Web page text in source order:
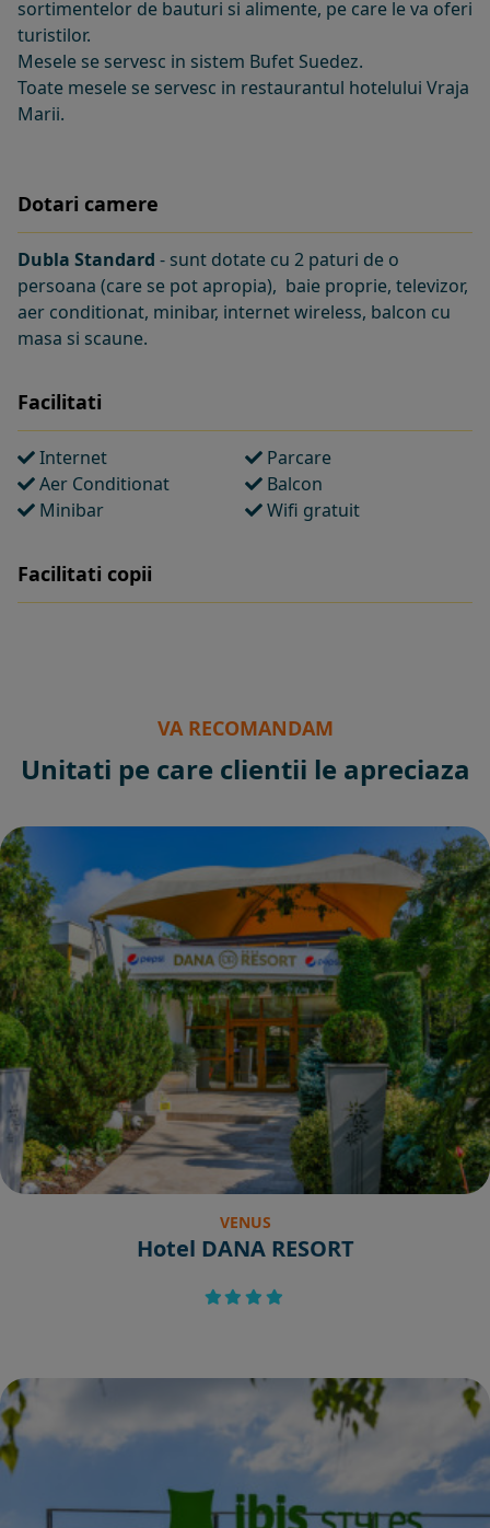
sortimentelor de bauturi si alimente, pe care le va oferi
turistilor.
Mesele se servesc in sistem Bufet Suedez.
Toate mesele se servesc in restaurantul hotelului Vraja
Marii.
Dotari camere
Dubla Standard - sunt dotate cu 2 paturi de o
persoana (care se pot apropia), baie proprie, televizor,
aer conditionat, minibar, internet wireless, balcon cu
masa si scaune.
Facilitati
Internet
Parcare
Aer Conditionat
Balcon
Minibar
Wifi gratuit
Facilitati copii
VA RECOMANDAM
Unitati pe care clientii le apreciaza
VENUS
Hotel DANA RESORT